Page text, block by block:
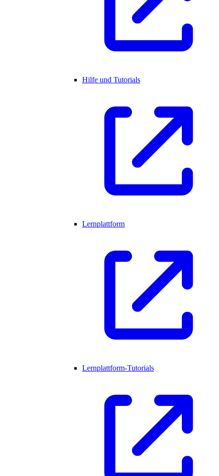
Hilfe und Tutorials
Lernplattform
Lernplattform-Tutorials